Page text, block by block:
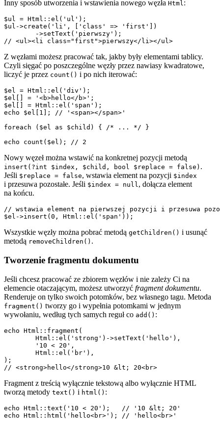
Inny sposób utworzenia i wstawienia nowego węzła Html:
$ul = Html::el('ul');
$ul->create('li', ['class' => 'first'])
Z węzłami możesz pracować tak, jakby były elementami tablicy.
Czyli sięgać po poszczególne węzły przez nawiasy kwadratowe,
liczyć je przez count() i po nich iterować:
$el = Html::el('div');
$el[] = '<b>hello</b>';
$el[] = Html::el('span');
echo $el[1]; // '<span></span>'
foreach ($el as $child) { /* ... */ }
Nowy węzeł można wstawić na konkretnej pozycji metodą
insert(?int $index, $child, bool $replace = false) .
Jeśli $replace = false, wstawia element na pozycji $index
i przesuwa pozostałe. Jeśli $index = null, dołącza element
na końcu.
// wstawia element na pierwszej pozycji i przesuwa
Wszystkie węzły można pobrać metodą getChildren() i usunąć
metodą removeChildren() .
Tworzenie fragmentu dokumentu
Jeśli chcesz pracować ze zbiorem węzłów i nie zależy Ci na
elemencie otaczającym, możesz utworzyć fragment dokumentu.
Renderuje on tylko swoich potomków, bez własnego tagu. Metoda
fragment() tworzy go i wypełnia potomkami w jednym
wywołaniu, według tych samych reguł co add() :
echo Html::fragment(
);
Fragment z treścią wyłącznie tekstową albo wyłącznie HTML
tworzą metody text() i html() :
echo Html::text('10 < 20');   // '10 &lt; 20'